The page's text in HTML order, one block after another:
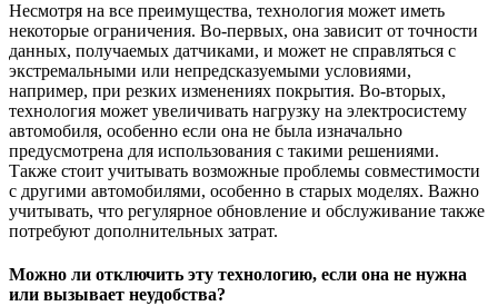
Несмотря на все преимущества, технология может иметь
некоторые ограничения. Во-первых, она зависит от точности
данных, получаемых датчиками, и может не справляться с
экстремальными или непредсказуемыми условиями,
например, при резких изменениях покрытия. Во-вторых,
технология может увеличивать нагрузку на электросистему
автомобиля, особенно если она не была изначально
предусмотрена для использования с такими решениями.
Также стоит учитывать возможные проблемы совместимости
с другими автомобилями, особенно в старых моделях. Важно
учитывать, что регулярное обновление и обслуживание также
потребуют дополнительных затрат.
Можно ли отключить эту технологию, если она не нужна
или вызывает неудобства?